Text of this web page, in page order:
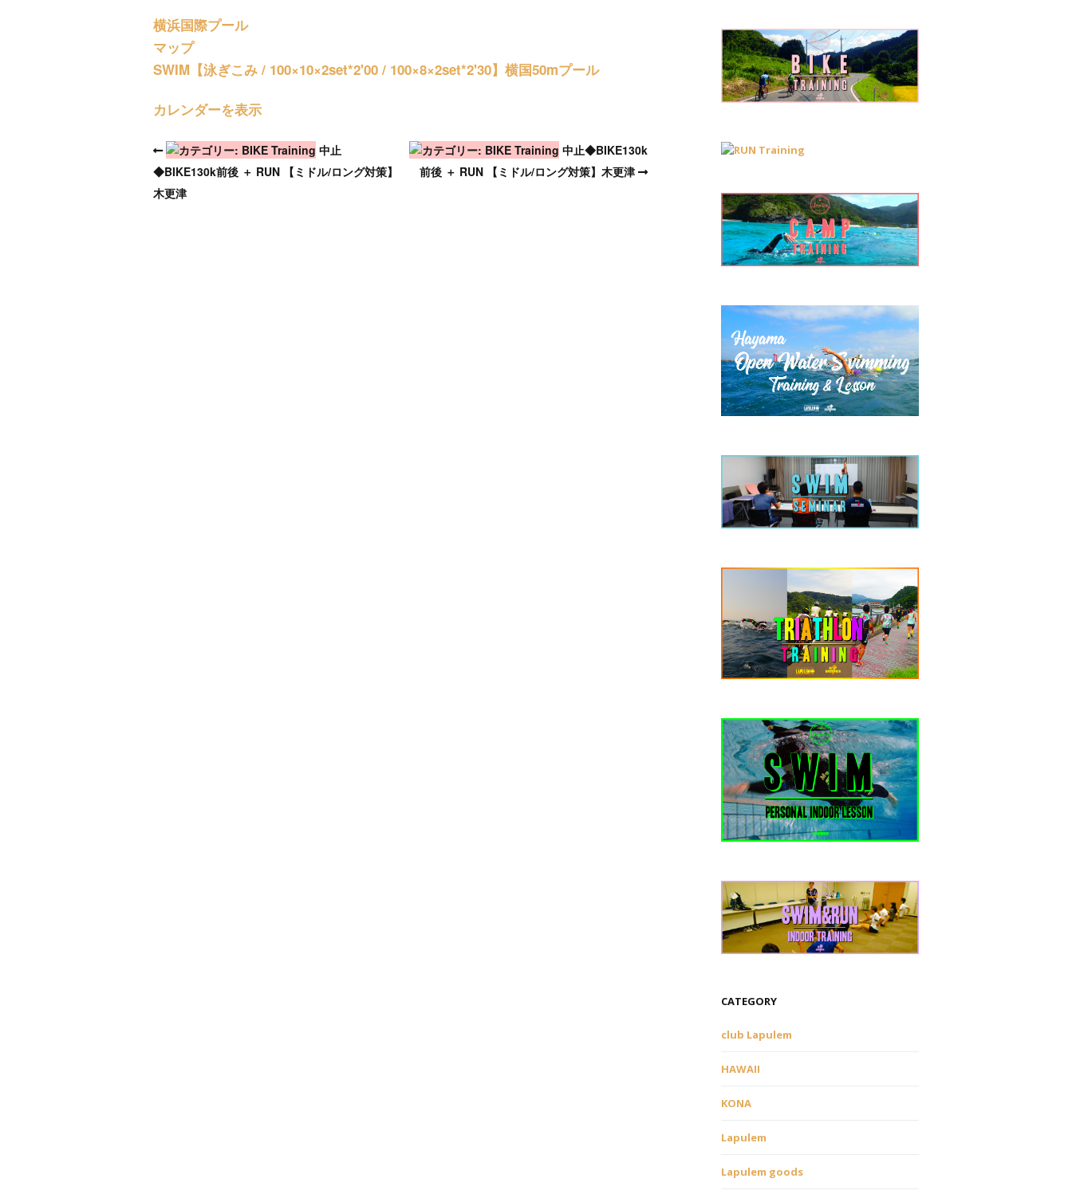
SWIM Training
RUN Training
INDOOR Training
横浜国際プール
マップ
SWIM【泳ぎこみ / 100×10×2set*2'00 / 100×8×2set*2'30】横国50mプール
カレンダーを表示
中止
◆BIKE130k前後 ＋ RUN 【ミドル/ロング対策】
木更津
中止◆BIKE130k
前後 ＋ RUN 【ミドル/ロング対策】木更津
CATEGORY
club Lapulem
HAWAII
KONA
Lapulem
Lapulem goods